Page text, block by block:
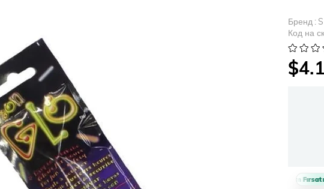
Бренд :
Код на
Sepette %10 İndirim Fırsatı 🔥